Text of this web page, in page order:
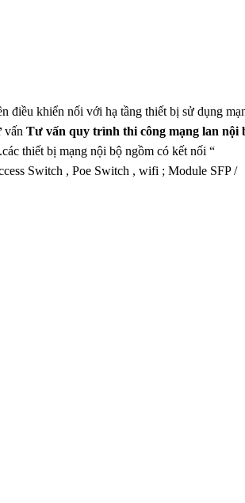
điều khiển nối với hạ tầng thiết bị sử dụng
vấn Tư vấn quy trình thi công mạng lan nội
thiết bị mạng nội bộ ngồm có kết nối “
Switch , Poe Switch , wifi ; Module SFP /